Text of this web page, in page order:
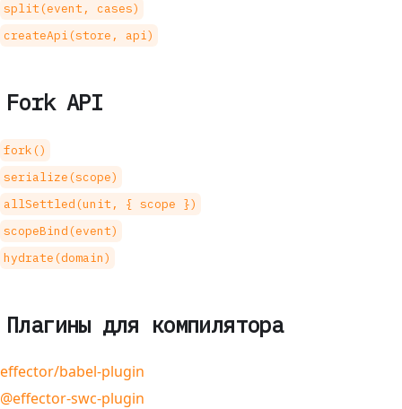
split(event, cases)
createApi(store, api)
Fork API
fork()
serialize(scope)
allSettled(unit, { scope })
scopeBind(event)
hydrate(domain)
Плагины для компилятора
effector/babel-plugin
@effector-swc-plugin